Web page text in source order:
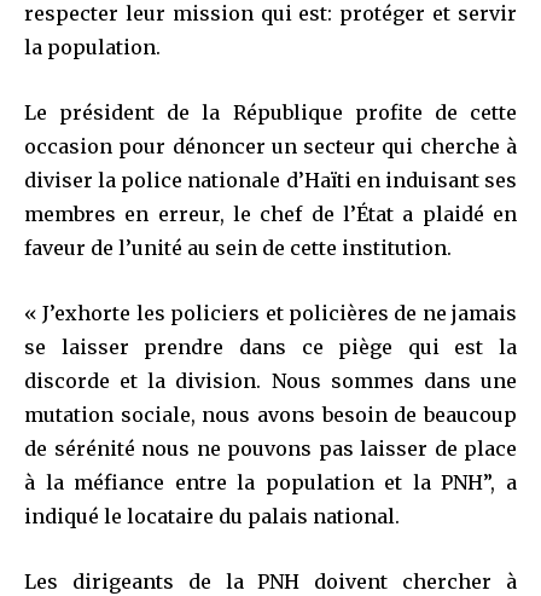
Join our community of
SUBSCRIBERS and be part of the
conversation.
To subscribe, simply enter your email address on our website
or click the subscribe button below. Don't worry, we respect
your privacy and won't spam your inbox. Your information is
safe with us.
SUBSCRIBE
I've read and accept the Privacy Policy.
Suiveurs Suiveurs Suiveurs
respecter leur mission qui est: protéger et servir
la population.
Le président de la République profite de cette
occasion pour dénoncer un secteur qui cherche à
diviser la police nationale d’Haïti en induisant ses
membres en erreur, le chef de l’État a plaidé en
faveur de l’unité au sein de cette institution.
« J’exhorte les policiers et policières de ne jamais
se laisser prendre dans ce piège qui est la
discorde et la division. Nous sommes dans une
mutation sociale, nous avons besoin de beaucoup
de sérénité nous ne pouvons pas laisser de place
à la méfiance entre la population et la PNH”, a
indiqué le locataire du palais national.
Les dirigeants de la PNH doivent chercher à